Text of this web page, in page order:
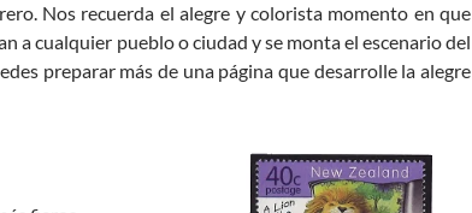
Nos recuerda el alegre y colorista momento en que
a cualquier pueblo o ciudad y se monta el escenario del
preparar más de una página que desarrolle la alegre